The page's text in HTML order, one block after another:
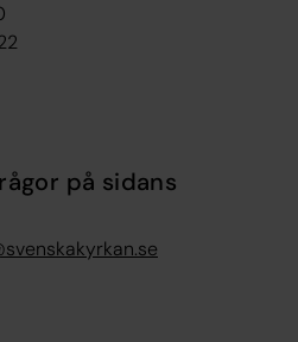
på sidans